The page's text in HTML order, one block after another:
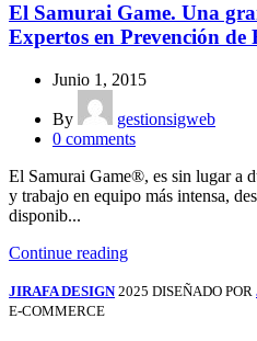
El Samurai Game. Una
Expertos en Prevención de
Junio 1, 2015
By
gestionsigweb
0 comments
El Samurai Game®, es sin lugar a
y trabajo en equipo más intensa,
disponib...
Continue reading
JIRAFA DESIGN 2025 DISEÑADO POR
E-COMMERCE